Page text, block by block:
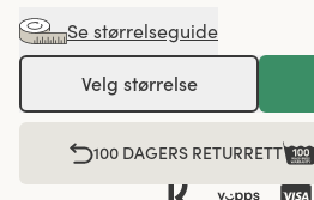
Se størrelseguide
Velg størrelse
100 DAGERS RETURRETT